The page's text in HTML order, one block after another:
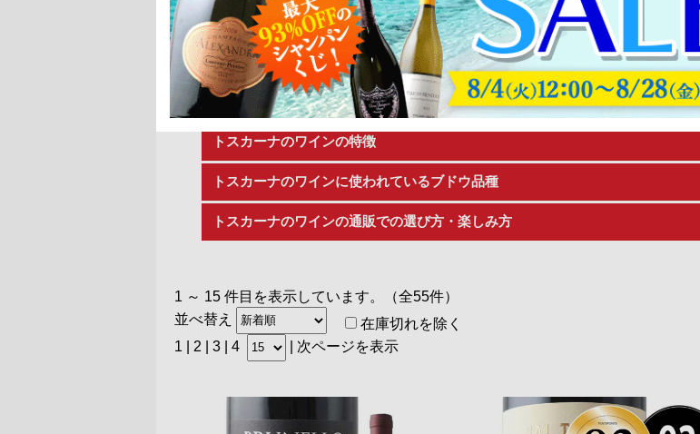
トスカーナのワインの特徴と通販での選び方
「トスカーナ」は、イタリアにある州です。
イタリアの中でも良質なワインを生み出すことでも知られています。
ここでは、この地の人々にとって欠かせないものとなっている「トスカーナ」
たします。
トスカーナのワインの特徴
トスカーナのワインに使われているブドウ品種
トスカーナのワインの通販での選び方・楽しみ方
1 ～ 15 件目を表示しています。（全55件）
並べ替え
在庫切れを除く
1 | 2 3 4 次ページを表示